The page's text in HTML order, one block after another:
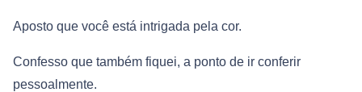
Aposto que você está intrigada pela cor.
Confesso que também fiquei, a ponto de ir conferir
pessoalmente.